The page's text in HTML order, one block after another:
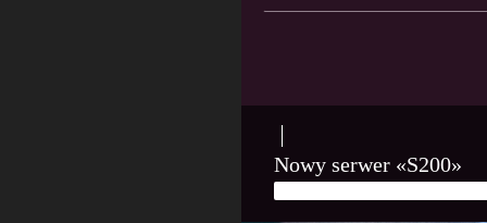
Nowy serwer «S200»